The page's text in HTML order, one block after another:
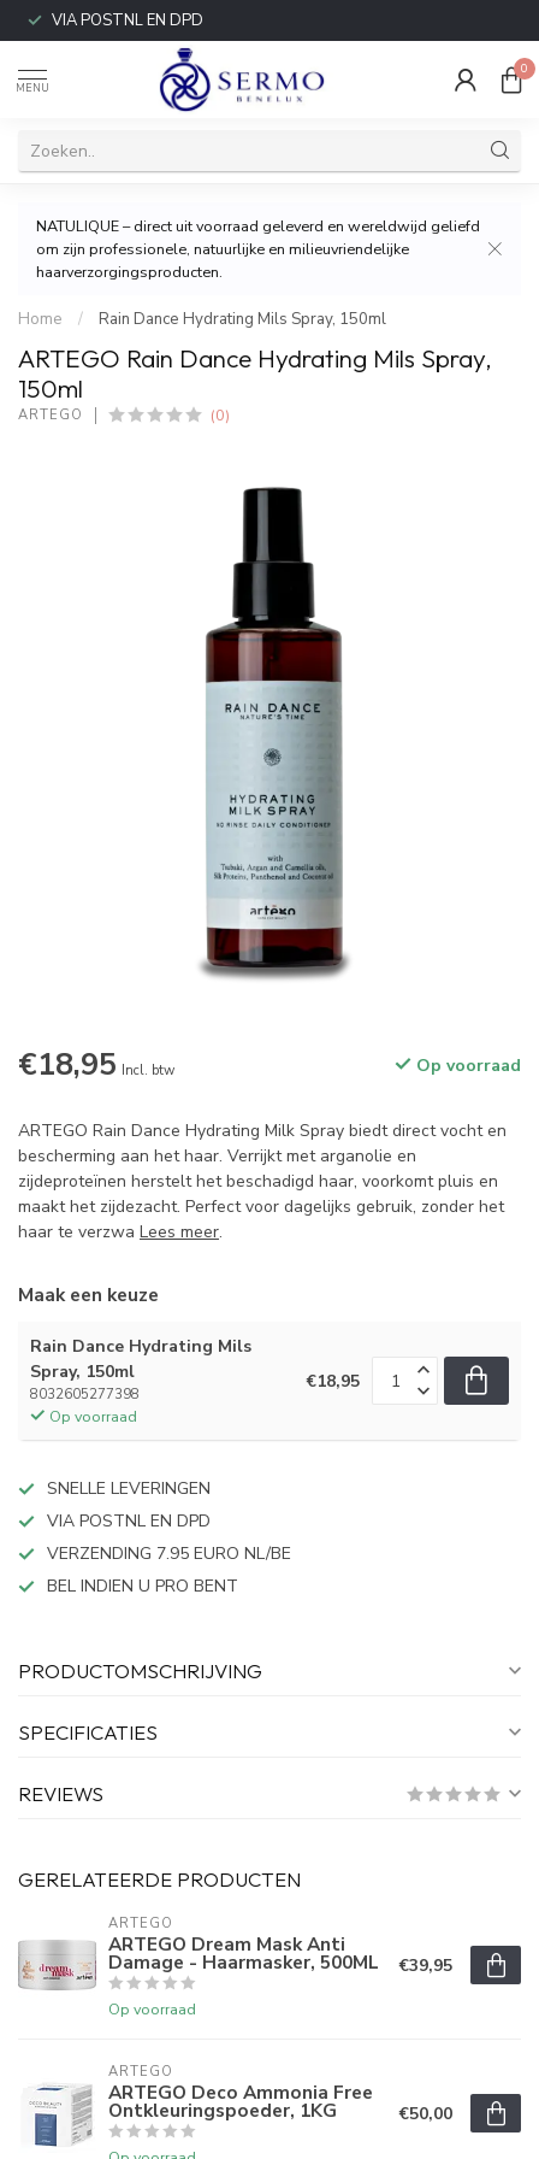
VIA POSTNL EN DPD
MENU
0
NATULIQUE – direct uit voorraad geleverd en wereldwijd geliefd
om zijn professionele, natuurlijke en milieuvriendelijke
haarverzorgingsproducten.
Home / Rain Dance Hydrating Mils Spray, 150ml
ARTEGO Rain Dance Hydrating Mils Spray,
150ml
ARTEGO (0)
€18,95 Incl. btw Op voorraad
ARTEGO Rain Dance Hydrating Milk Spray biedt direct vocht en
bescherming aan het haar. Verrijkt met arganolie en
zijdeproteïnen herstelt het beschadigd haar, voorkomt pluis en
maakt het zijdezacht. Perfect voor dagelijks gebruik, zonder het
haar te verzwa Lees meer.
Maak een keuze
Rain Dance Hydrating Mils
Spray, 150ml
8032605277398
Op voorraad
€18,95
SNELLE LEVERINGEN
VIA POSTNL EN DPD
VERZENDING 7.95 EURO NL/BE
BEL INDIEN U PRO BENT
PRODUCTOMSCHRIJVING
SPECIFICATIES
REVIEWS
GERELATEERDE PRODUCTEN
ARTEGO
ARTEGO Dream Mask Anti
Damage - Haarmasker, 500ML
Op voorraad
€39,95
ARTEGO
ARTEGO Deco Ammonia Free
Ontkleuringspoeder, 1KG €50,00